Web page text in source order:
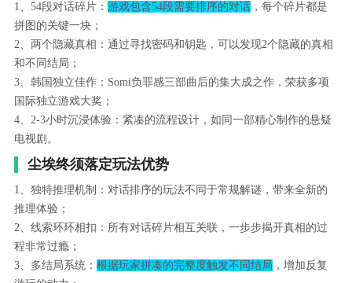
1、54段对话碎片： 游戏包含54段需要排序的对话，每个碎片都是
拼图的关键一块；
2、两个隐藏真相：通过寻找密码和钥匙，可以发现2个隐藏的真相
和不同结局；
3、韩国独立佳作：Somi负罪感三部曲后的集大成之作，荣获多项
国际独立游戏大奖；
4、2-3小时沉浸体验：紧凑的流程设计，如同一部精心制作的悬疑
电视剧。
尘埃终须落定玩法优势
1、独特推理机制：对话排序的玩法不同于常规解谜，带来全新的
推理体验；
2、线索环环相扣：所有对话碎片相互关联，一步步揭开真相的过
程非常过瘾；
3、多结局系统： 根据玩家拼凑的完整度触发不同结局 ，增加反复